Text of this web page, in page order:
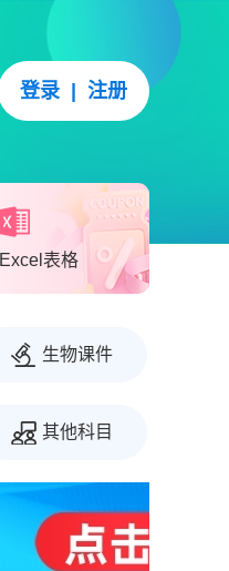
登录 注册
Excel表格
生物课件
其他科目